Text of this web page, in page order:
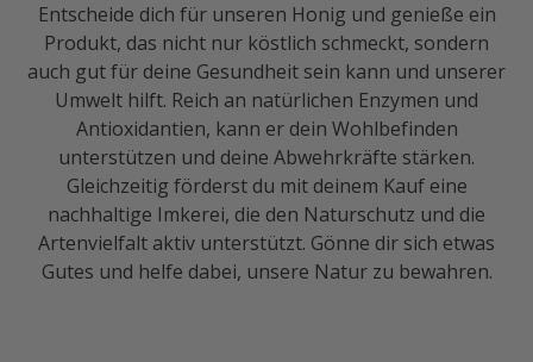
Entscheide dich für unseren Honig und genieße ein
Produkt, das nicht nur köstlich schmeckt, sondern
auch gut für deine Gesundheit sein kann und unserer
Umwelt hilft. Reich an natürlichen Enzymen und
Antioxidantien, kann er dein Wohlbefinden
unterstützen und deine Abwehrkräfte stärken.
Gleichzeitig förderst du mit deinem Kauf eine
nachhaltige Imkerei, die den Naturschutz und die
Artenvielfalt aktiv unterstützt. Gönne dir sich etwas
Gutes und helfe dabei, unsere Natur zu bewahren.